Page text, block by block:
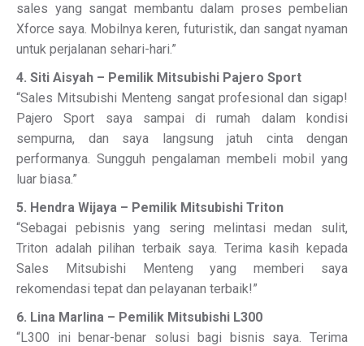
sales yang sangat membantu dalam proses pembelian
Xforce saya. Mobilnya keren, futuristik, dan sangat nyaman
untuk perjalanan sehari-hari.”
4. Siti Aisyah – Pemilik Mitsubishi Pajero Sport
“Sales Mitsubishi Menteng sangat profesional dan sigap!
Pajero Sport saya sampai di rumah dalam kondisi
sempurna, dan saya langsung jatuh cinta dengan
performanya. Sungguh pengalaman membeli mobil yang
luar biasa.”
5. Hendra Wijaya – Pemilik Mitsubishi Triton
“Sebagai pebisnis yang sering melintasi medan sulit,
Triton adalah pilihan terbaik saya. Terima kasih kepada
Sales Mitsubishi Menteng yang memberi saya
rekomendasi tepat dan pelayanan terbaik!”
6. Lina Marlina – Pemilik Mitsubishi L300
“L300 ini benar-benar solusi bagi bisnis saya. Terima